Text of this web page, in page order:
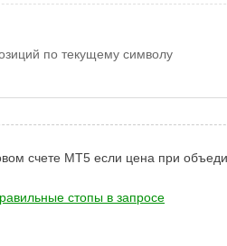
по текущему символу
счете MT5 если цена при
стопы в запросе